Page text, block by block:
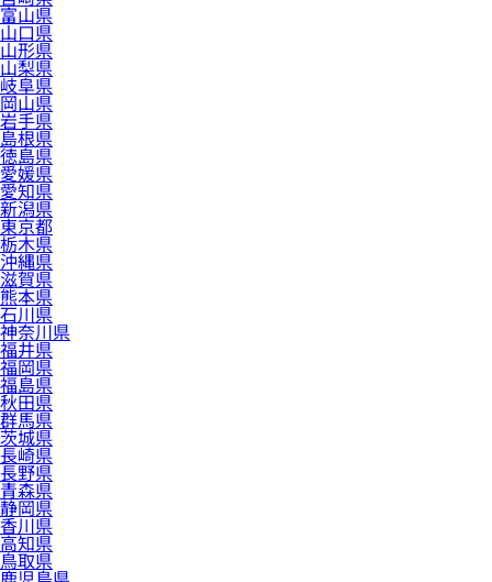
富山県
山口県
山形県
山梨県
岐阜県
岡山県
岩手県
島根県
徳島県
愛媛県
愛知県
新潟県
東京都
栃木県
沖縄県
滋賀県
熊本県
石川県
神奈川県
福井県
福岡県
福島県
秋田県
群馬県
茨城県
長崎県
長野県
青森県
静岡県
香川県
高知県
鳥取県